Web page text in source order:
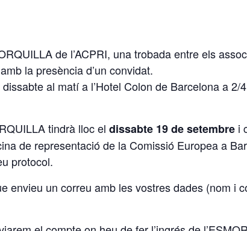
de l’ACPRI, una trobada entre els
la presència d’un convidat.
al matí a l’Hotel Colon de Barcelona a
tindrà lloc el dissabte 19 de setembre i
de representació de la Comissió Europea a
protocol.
envieu un correu amb les vostres dades (nom i